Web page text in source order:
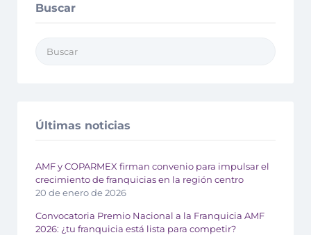
Buscar
Últimas noticias
AMF y COPARMEX firman convenio para impulsar el
crecimiento de franquicias en la región centro
20 de enero de 2026
Convocatoria Premio Nacional a la Franquicia AMF
2026: ¿tu franquicia está lista para competir?